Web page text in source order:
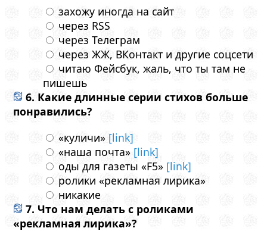
захожу иногда на сайт
через RSS
через Телеграм
через ЖЖ, ВКонтакт и другие соцсети
читаю Фейсбук, жаль, что ты там не
пишешь
6. Какие длинные серии стихов больше
понравились?
«куличи» [link]
«наша почта» [link]
оды для газеты «F5» [link]
ролики «рекламная лирика»
никакие
7. Что нам делать с роликами
«рекламная лирика»?